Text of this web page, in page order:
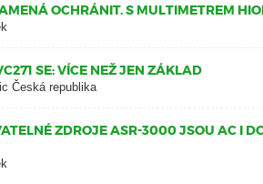
OCHRÁNIT. S MULTIMETREM
SE: VÍCE NEŽ JEN ZÁKLAD
Česká republika
ZDROJE ASR-3000 JSOU AC I